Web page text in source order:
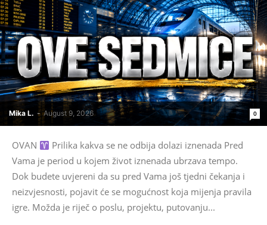
Mika L. - August 9, 2026 0
OVAN
Prilika kakva se ne odbija dolazi iznenada Pred
Vama je period u kojem život iznenada ubrzava tempo.
Dok budete uvjereni da su pred Vama još tjedni čekanja i
neizvjesnosti, pojavit će se mogućnost koja mijenja pravila
igre. Možda je riječ o poslu, projektu, putovanju...